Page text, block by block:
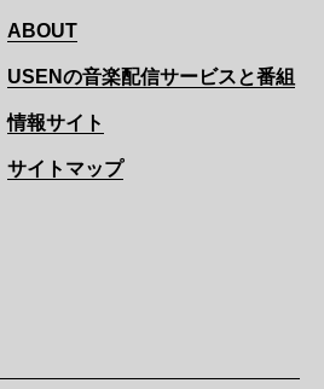
ABOUT
USENの音楽配信サービスと番組
情報サイト
サイトマップ